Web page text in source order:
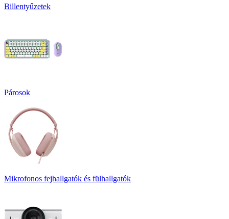
Billentyűzetek
Párosok
Mikrofonos fejhallgatók és fülhallgatók